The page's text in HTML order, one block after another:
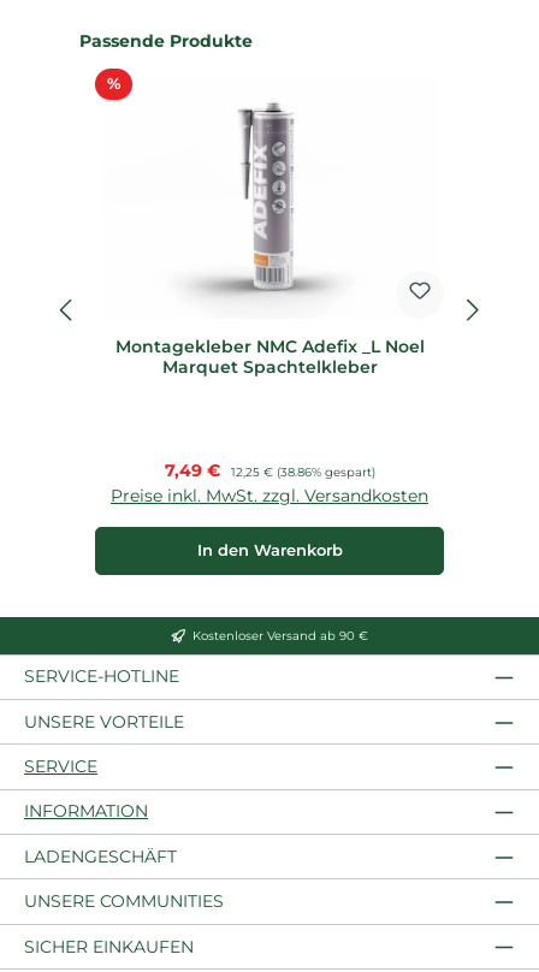
Produktgalerie überspringen
Passende Produkte
%Rabatt
Montagekleber NMC Adefix _L Noel
Marquet Spachtelkleber
Verkaufspreis:
7,49 € Regulärer Preis:
12,25 € (38.86% gespart)
Preise inkl. MwSt. zzgl. Versandkosten
In den Warenkorb
Kostenloser Versand ab 90 €
SERVICE-HOTLINE
UNSERE VORTEILE
SERVICE
INFORMATION
LADENGESCHÄFT
UNSERE COMMUNITIES
SICHER EINKAUFEN